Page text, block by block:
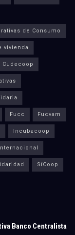
de Consumo
vivienda
Cudecoop
Fucc Fucvam
Incubacoop
Internacional
SíCoop
Banco Centralista